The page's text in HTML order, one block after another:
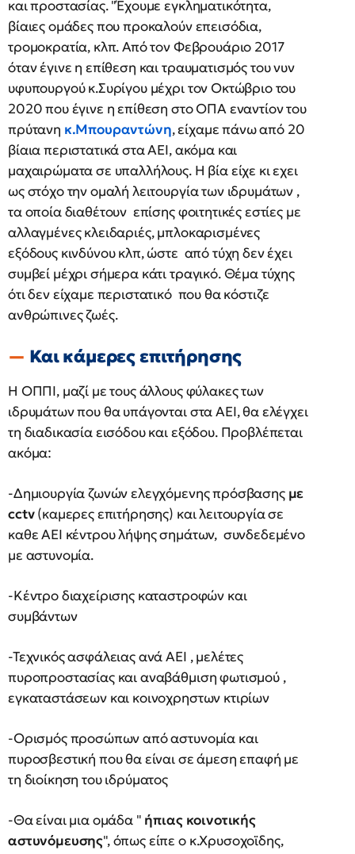
και προστασίας. "Έχουμε εγκληματικότητα,
βίαιες ομάδες που προκαλούν επεισόδια,
τρομοκρατία, κλπ. Από τον Φεβρουάριο 2017
όταν έγινε η επίθεση και τραυματισμός του νυν
υφυπουργού κ.Συρίγου μέχρι τον Οκτώβριο του
2020 που έγινε η επίθεση στο ΟΠΑ εναντίον του
πρύτανη κ.Μπουραντώνη, είχαμε πάνω από 20
βίαια περιστατικά στα ΑΕΙ, ακόμα και
μαχαιρώματα σε υπαλλήλους. Η βία είχε κι εχει
ως στόχο την ομαλή λειτουργία των ιδρυμάτων ,
τα οποία διαθέτουν επίσης φοιτητικές εστίες με
αλλαγμένες κλειδαριές, μπλοκαρισμένες
εξόδους κινδύνου κλπ, ώστε από τύχη δεν έχει
συμβεί μέχρι σήμερα κάτι τραγικό. Θέμα τύχης
ότι δεν είχαμε περιστατικό που θα κόστιζε
ανθρώπινες ζωές.
Και κάμερες επιτήρησης
Η ΟΠΠΙ, μαζί με τους άλλους φύλακες των
ιδρυμάτων που θα υπάγονται στα ΑΕΙ, θα ελέγχει
τη διαδικασία εισόδου και εξόδου. Προβλέπεται
ακόμα:
-Δημιουργία ζωνών ελεγχόμενης πρόσβασηςμε
cctv(καμερες επιτήρησης) και λειτουργία σε
καθε ΑΕΙ κέντρου λήψης σημάτων, συνδεδεμένο
με αστυνομία.
-Κέντρο διαχείρισης καταστροφών και
συμβάντων
-Τεχνικός ασφάλειας ανά ΑΕΙ , μελέτες
πυροπροστασίας και αναβάθμιση φωτισμού ,
εγκαταστάσεων και κοινοχρηστων κτιρίων
-Ορισμός προσώπων από αστυνομία και
πυροσβεστική που θα είναι σε άμεση επαφή με
τη διοίκηση του ιδρύματος
-Θα είναι μια ομάδα " ήπιας κοινοτικής
αστυνόμευσης", όπως είπε ο κ.Χρυσοχοϊδης,